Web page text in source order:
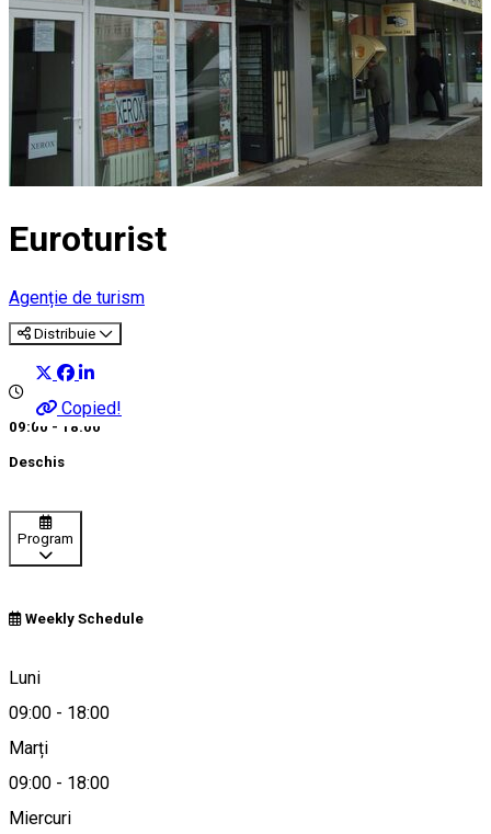
Euroturist
Agenție de turism
Distribuie
Copied!
09:00 - 18:00
Deschis
Program
Weekly Schedule
Luni
09:00 - 18:00
Marți
09:00 - 18:00
Miercuri
Craiova, Romania
Hartă